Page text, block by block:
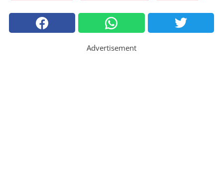
Advertisement